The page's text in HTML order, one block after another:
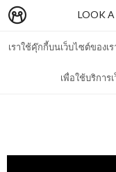
เราใช้คุ๊กกี้บนเว็บไซต์ของ
เพื่อใช้บริการ
LOOK A
THE